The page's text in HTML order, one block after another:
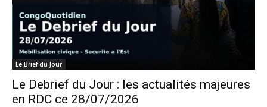
Le Brief du Jour
Le Debrief du Jour : les actualités majeures
en RDC ce 28/07/2026